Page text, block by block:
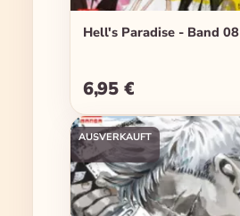
Hell's Paradise - Band 08
Regulärer Preis:
6,95 €
AUSVERKAUFT